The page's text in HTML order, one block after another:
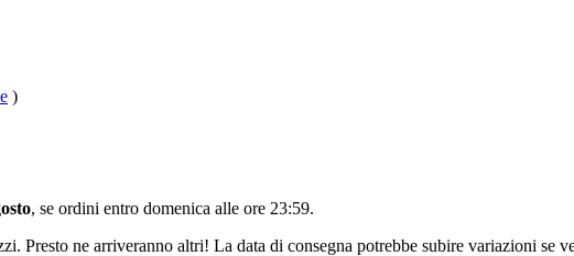
)
, se ordini entro domenica alle ore 23:59.
Presto ne arriveranno altri! La data di consegna potrebbe subire variazioni se